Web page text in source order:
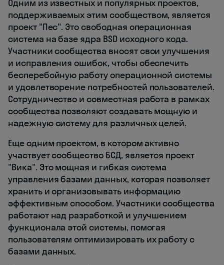
Одним из известных и популярных проектов,
поддерживаемых этим сообществом, является
проект "Пес". Это свободная операционная
система на базе ядра BSD исходного кода.
Участники сообщества вносят свои улучшения
и исправления ошибок, чтобы обеспечить
бесперебойную работу операционной системы
и удовлетворение потребностей пользователей.
Сотрудничество и совместная работа в рамках
сообщества позволяют создавать мощную и
надежную систему для различных целей.
Еще одним проектом, в котором активно
участвует сообщество БСД, является проект
"Вика". Это мощная и гибкая система
управления базами данных, которая позволяет
хранить и организовывать информацию
эффективным способом. Участники сообщества
работают над разработкой и улучшением
функционала этой системы, помогая
пользователям оптимизировать их работу с
базами данных.